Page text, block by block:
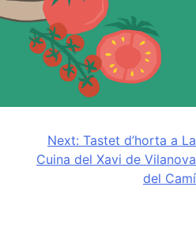
Next: Tastet d’horta a La
Cuina del Xavi de Vilanova
del Camí